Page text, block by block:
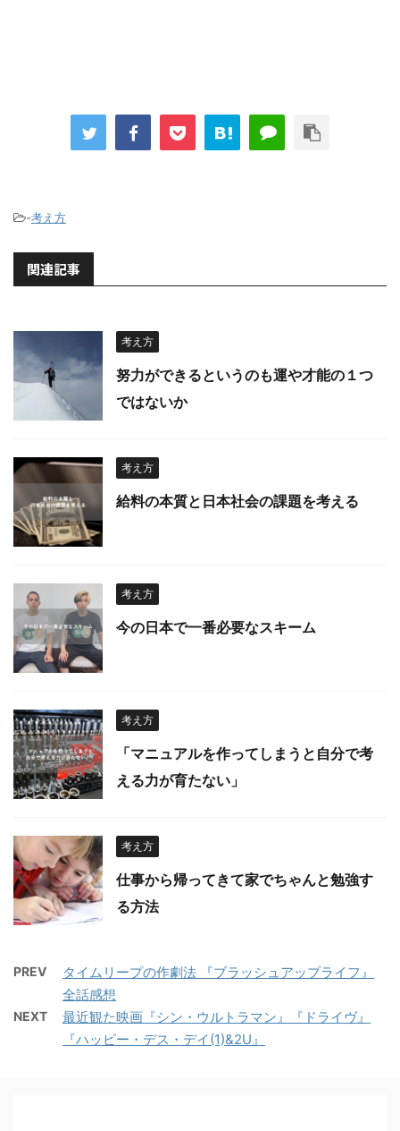
-考え方
関連記事
考え方
努力ができるというのも運や才能の１つ
ではないか
考え方
給料の本質と日本社会の課題を考える
考え方
今の日本で一番必要なスキーム
考え方
「マニュアルを作ってしまうと自分で考
える力が育たない」
考え方
仕事から帰ってきて家でちゃんと勉強す
る方法
PREV
タイムリープの作劇法 『ブラッシュアップライフ』
全話感想
NEXT
最近観た映画『シン・ウルトラマン』『ドライヴ』
『ハッピー・デス・デイ(1)&2U』